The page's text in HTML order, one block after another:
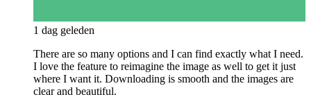
1 dag geleden
There are so many options and I can find exactly what I need.
I love the feature to reimagine the image as well to get it just
where I want it. Downloading is smooth and the images are
clear and beautiful.